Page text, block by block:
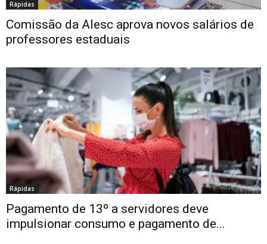
Rápidas
Comissão da Alesc aprova novos salários de
professores estaduais
Rápidas
Pagamento de 13º a servidores deve
impulsionar consumo e pagamento de...